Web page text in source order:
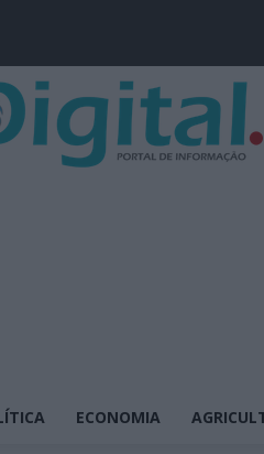
ECONOMIA